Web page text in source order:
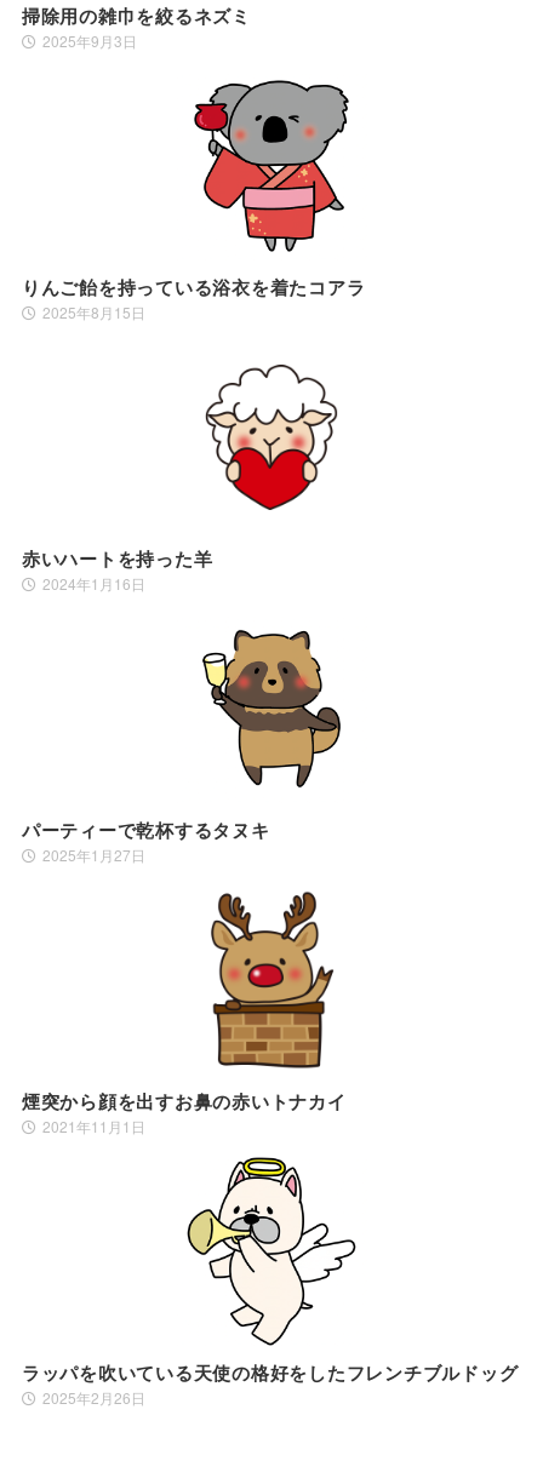
掃除用の雑巾を絞るネズミ
2025年9月3日
りんご飴を持っている浴衣を着たコアラ
2025年8月15日
赤いハートを持った羊
2024年1月16日
パーティーで乾杯するタヌキ
2025年1月27日
煙突から顔を出すお鼻の赤いトナカイ
2021年11月1日
ラッパを吹いている天使の格好をしたフレンチブルドッグ
2025年2月26日